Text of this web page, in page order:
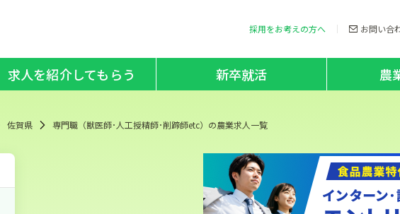
採用をお考えの方へ お問い合
求人を紹介してもらう 新卒就活 農
佐賀県 専門職（獣医師･人工授精師･削蹄師etc）の農業求人一覧